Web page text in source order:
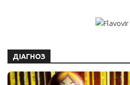
ДІАГНОЗ